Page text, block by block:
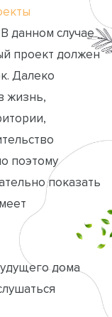
данном случае
проект должен
Далеко
жизнь,
поэтому
показать
дома